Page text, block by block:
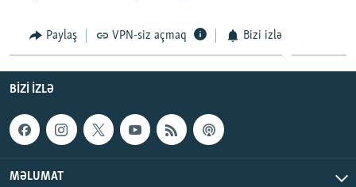
Paylaş VPN-siz açmaq Bizi izlə
BIZI IZLƏ
MƏLUMAT